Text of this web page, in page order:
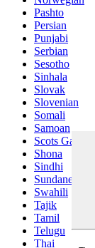
Pashto
Persian
Punjabi
Serbian
Sesotho
Sinhala
Slovak
Slovenian
Somali
Samoan
Scots Gaelic
Shona
Sindhi
Sundanese
Swahili
Tajik
Tamil
Telugu
Thai